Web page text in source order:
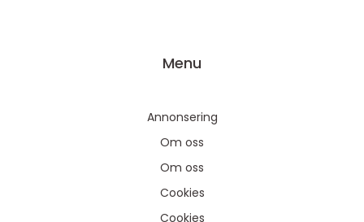
Menu
Annonsering
Om oss
Om oss
Cookies
Cookies